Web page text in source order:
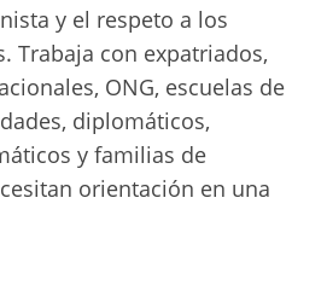
y el respeto a los
Trabaja con expatriados,
ONG, escuelas de
diplomáticos,
y familias de
orientación en una